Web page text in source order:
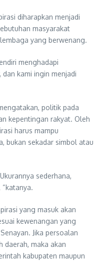
diharapkan menjadi
masyarakat
yang berwenang.
menghadapi
kami ingin menjadi
politik pada
kepentingan rakyat. Oleh
harus mampu
bukan sekadar simbol atau
sederhana,
yang masuk akan
kewenangan yang
Jika persoalan
daerah, maka akan
kabupaten maupun